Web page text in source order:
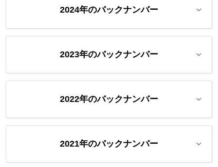
2024年のバックナンバー
2023年のバックナンバー
2022年のバックナンバー
2021年のバックナンバー